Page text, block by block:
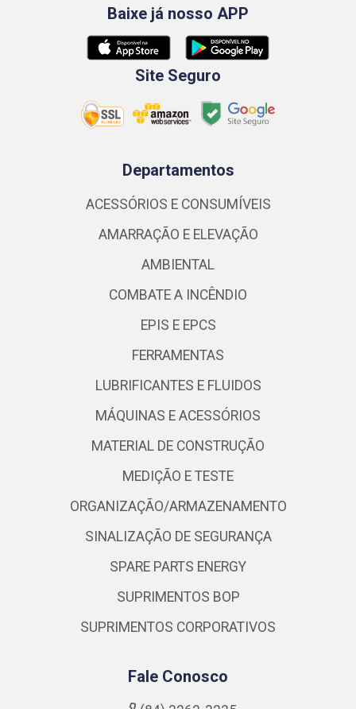
Baixe já nosso APP
Site Seguro
Departamentos
ACESSÓRIOS E CONSUMÍVEIS
AMARRAÇÃO E ELEVAÇÃO
AMBIENTAL
COMBATE A INCÊNDIO
EPIS E EPCS
FERRAMENTAS
LUBRIFICANTES E FLUIDOS
MÁQUINAS E ACESSÓRIOS
MATERIAL DE CONSTRUÇÃO
MEDIÇÃO E TESTE
ORGANIZAÇÃO/ARMAZENAMENTO
SINALIZAÇÃO DE SEGURANÇA
SPARE PARTS ENERGY
SUPRIMENTOS BOP
SUPRIMENTOS CORPORATIVOS
Fale Conosco